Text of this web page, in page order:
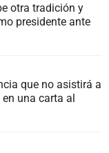
otra tradición y
presidente ante
que no asistirá a
una carta al